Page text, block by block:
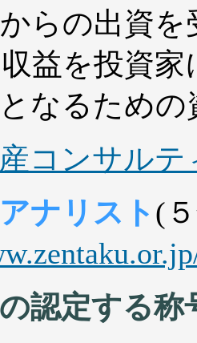
らの出資
益を投資
なるため
コンサル
ナリスト (
定する称